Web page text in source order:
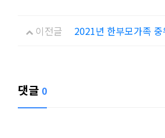
이전글
2021년 한부모가족
댓글 0